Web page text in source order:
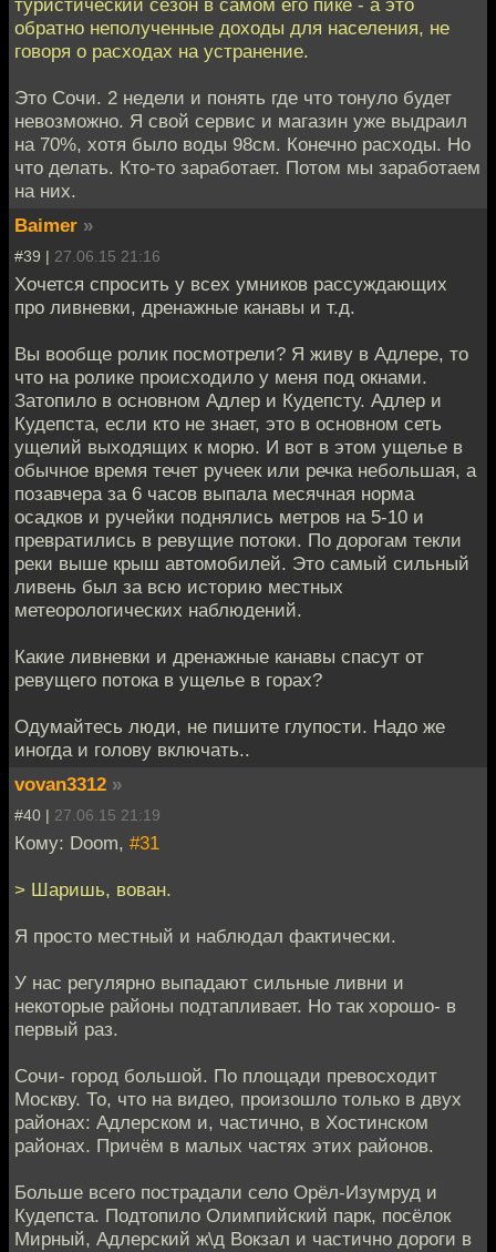
обратно неполученные доходы для населения, не
говоря о расходах на устранение.
Это Сочи. 2 недели и понять где что тонуло будет
невозможно. Я свой сервис и магазин уже выдраил
на 70%, хотя было воды 98см. Конечно расходы. Но
что делать. Кто-то заработает. Потом мы заработаем
на них.
Baimer »
#39 | 27.06.15 21:16
Хочется спросить у всех умников рассуждающих
про ливневки, дренажные канавы и т.д.
Вы вообще ролик посмотрели? Я живу в Адлере, то
что на ролике происходило у меня под окнами.
Затопило в основном Адлер и Кудепсту. Адлер и
Кудепста, если кто не знает, это в основном сеть
ущелий выходящих к морю. И вот в этом ущелье в
обычное время течет ручеек или речка небольшая, а
позавчера за 6 часов выпала месячная норма
осадков и ручейки поднялись метров на 5-10 и
превратились в ревущие потоки. По дорогам текли
реки выше крыш автомобилей. Это самый сильный
ливень был за всю историю местных
метеорологических наблюдений.
Какие ливневки и дренажные канавы спасут от
ревущего потока в ущелье в горах?
Одумайтесь люди, не пишите глупости. Надо же
иногда и голову включать..
vovan3312 »
#40 | 27.06.15 21:19
Кому: Doom, #31
> Шаришь, вован.
Я просто местный и наблюдал фактически.
У нас регулярно выпадают сильные ливни и
некоторые районы подтапливает. Но так хорошо- в
первый раз.
Сочи- город большой. По площади превосходит
Москву. То, что на видео, произошло только в двух
районах: Адлерском и, частично, в Хостинском
районах. Причём в малых частях этих районов.
Больше всего пострадали село Орёл-Изумруд и
Кудепста. Подтопило Олимпийский парк, посёлок
Мирный, Адлерский ж\д Вокзал и частично дороги в